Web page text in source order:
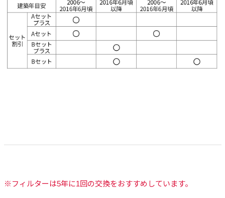
※フィルターは5年に1回の交換をおすすめしています。